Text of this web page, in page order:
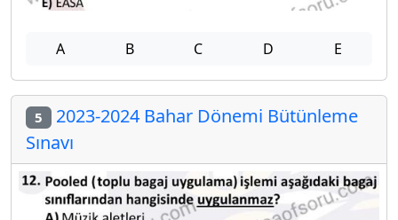
A B C D E
5 2023-2024 Bahar Dönemi Bütünleme
Sınavı